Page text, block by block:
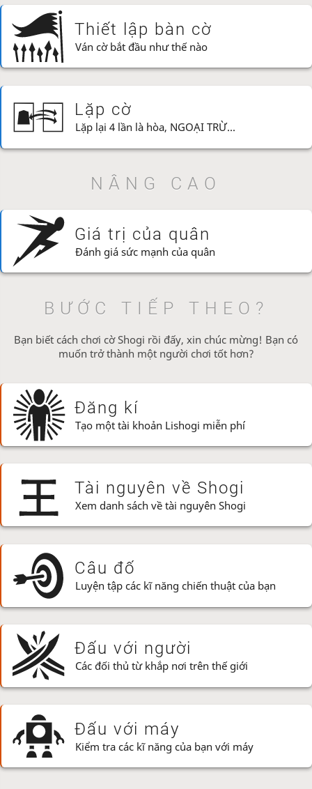
Thiết lập bàn cờ
Ván cờ bắt đầu như thế nào
Lặp cờ
Lặp lại 4 lần là hòa, NGOẠI TRỪ...
NÂNG CAO
Giá trị của quân
Đánh giá sức mạnh của quân
BƯỚC TIẾP THEO?
Bạn biết cách chơi cờ Shogi rồi đấy, xin chúc mừng! Bạn có
muốn trở thành một người chơi tốt hơn?
Đăng kí
Tạo một tài khoản Lishogi miễn phí
Tài nguyên về Shogi
Xem danh sách về tài nguyên Shogi
Câu đố
Luyện tập các kĩ năng chiến thuật của bạn
Đấu với người
Các đối thủ từ khắp nơi trên thế giới
Đấu với máy
Kiểm tra các kĩ năng của bạn với máy